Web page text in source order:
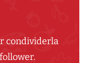
condividerla